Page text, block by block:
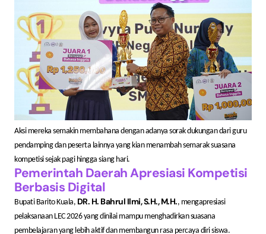
Aksi mereka semakin membahana dengan adanya sorak dukungan dari guru
pendamping dan peserta lainnya yang kian menambah semarak suasana
kompetisi sejak pagi hingga siang hari.
Pemerintah Daerah Apresiasi Kompetisi
Berbasis Digital
Bupati Barito Kuala, DR. H. Bahrul Ilmi, S.H., M.H., mengapresiasi
pelaksanaan LEC 2026 yang dinilai mampu menghadirkan suasana
pembelajaran yang lebih aktif dan membangun rasa percaya diri siswa.